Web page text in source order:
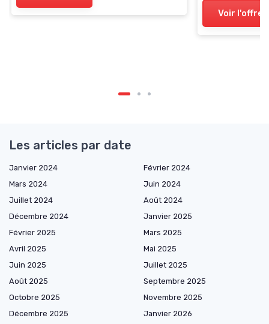
Voir l'offre
Les articles par date
Janvier 2024
Février 2024
Mars 2024
Juin 2024
Juillet 2024
Août 2024
Décembre 2024
Janvier 2025
Février 2025
Mars 2025
Avril 2025
Mai 2025
Juin 2025
Juillet 2025
Août 2025
Septembre 2025
Octobre 2025
Novembre 2025
Décembre 2025
Janvier 2026